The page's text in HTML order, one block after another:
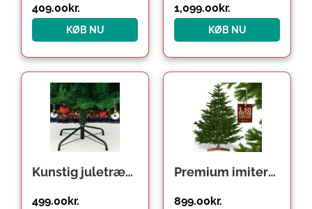
409.00kr.
KØB NU
1,099.00kr.
KØB NU
Kunstig juletræssne
499.00kr.
Premium imiteret juletræ med fod, 150x90cm
899.00kr.